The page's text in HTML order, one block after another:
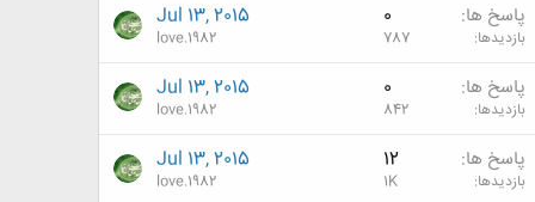
پاسخ ها 0
بازدیدها 787
Jul 13, 2015
love.1982
پاسخ ها 0
بازدیدها 842
Jul 13, 2015
love.1982
پاسخ ها 12
بازدیدها 1K
Jul 13, 2015
love.1982